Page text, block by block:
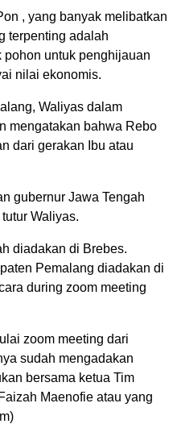
, yang banyak melibatkan
terpenting adalah
untuk penghijauan
nilai ekonomis.
Waliyas dalam
mengatakan bahwa Rebo
dari gerakan Ibu atau
gubernur Jawa Tengah
Waliyas.
diadakan di Brebes.
Pemalang diadakan di
during zoom meeting
zoom meeting dari
sudah mengadakan
bersama ketua Tim
Maenofie atau yang